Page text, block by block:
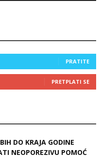
PRATITE
PRETPLATI SE
DO KRAJA GODINE
NEOPOREZIVU POMOĆ